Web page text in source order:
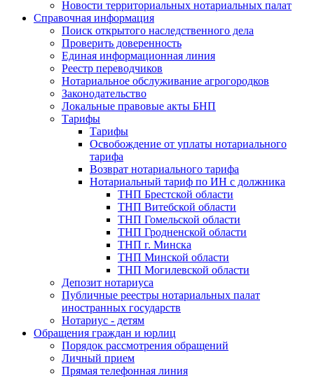
Новости территориальных нотариальных палат
Справочная информация
Поиск открытого наследственного дела
Проверить доверенность
Единая информационная линия
Реестр переводчиков
Нотариальное обслуживание агрогородков
Законодательство
Локальные правовые акты БНП
Тарифы
Тарифы
Освобождение от уплаты нотариального
тарифа
Возврат нотариального тарифа
Нотариальный тариф по ИН с должника
ТНП Брестской области
ТНП Витебской области
ТНП Гомельской области
ТНП Гродненской области
ТНП г. Минска
ТНП Минской области
ТНП Могилевской области
Депозит нотариуса
Публичные реестры нотариальных палат
иностранных государств
Нотариус - детям
Обращения граждан и юрлиц
Порядок рассмотрения обращений
Личный прием
Прямая телефонная линия